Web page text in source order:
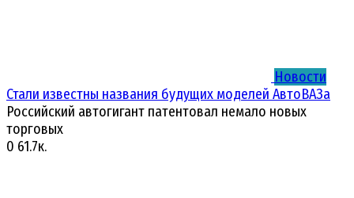
Новости
Стали известны названия будущих моделей АвтоВАЗа
Российский автогигант патентовал немало новых
торговых
0 61.7к.